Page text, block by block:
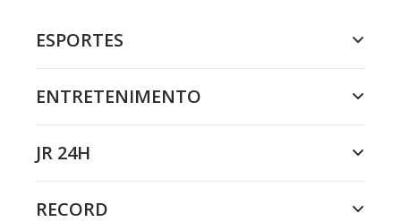
ESPORTES
ENTRETENIMENTO
JR 24H
RECORD